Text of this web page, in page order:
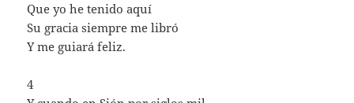
Que yo he tenido aquí
Su gracia siempre me libró
Y me guiará feliz.
4